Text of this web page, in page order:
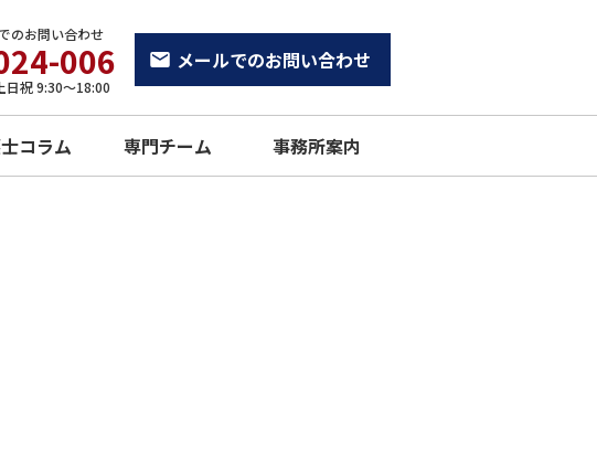
のお問い合わせ
006
日祝 9:30〜18:00
メールでのお問い合わせ
コラム 専門チーム 事務所案内